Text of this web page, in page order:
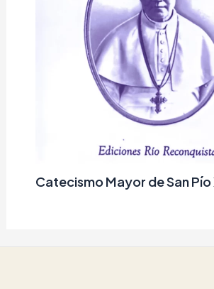
Catecismo Mayor de San Pío